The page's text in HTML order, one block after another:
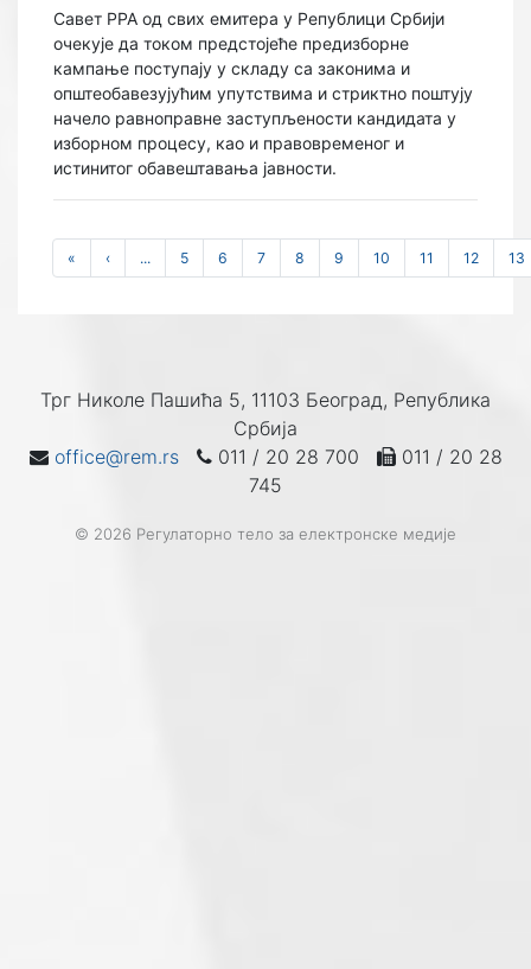
Савет РРА од свих емитера у Републици Србији
очекује да током предстојеће предизборне
кампање поступају у складу са законима и
општеобавезујућим упутствима и стриктно поштују
начело равноправне заступљености кандидата у
изборном процесу, као и правовременог и
истинитог обавештавања јавности.
« ‹ ... 5 6 7 8 9 10 11 12 13
Трг Николе Пашића 5, 11103 Београд, Република
Србија
office@rem.rs
011 / 20 28 700
011 / 20 28
745
© 2026 Регулаторно тело за електронске медије